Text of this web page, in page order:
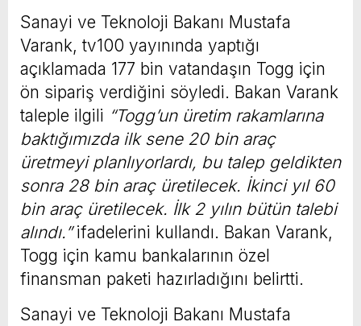
Sanayi ve Teknoloji Bakanı Mustafa
Varank, tv100 yayınında yaptığı
açıklamada 177 bin vatandaşın Togg için
ön sipariş verdiğini söyledi. Bakan Varank
taleple ilgili “Togg’un üretim rakamlarına
baktığımızda ilk sene 20 bin araç
üretmeyi planlıyorlardı, bu talep geldikten
sonra 28 bin araç üretilecek. İkinci yıl 60
bin araç üretilecek. İlk 2 yılın bütün talebi
alındı.”ifadelerini kullandı. Bakan Varank,
Togg için kamu bankalarının özel
finansman paketi hazırladığını belirtti.
Sanayi ve Teknoloji Bakanı Mustafa